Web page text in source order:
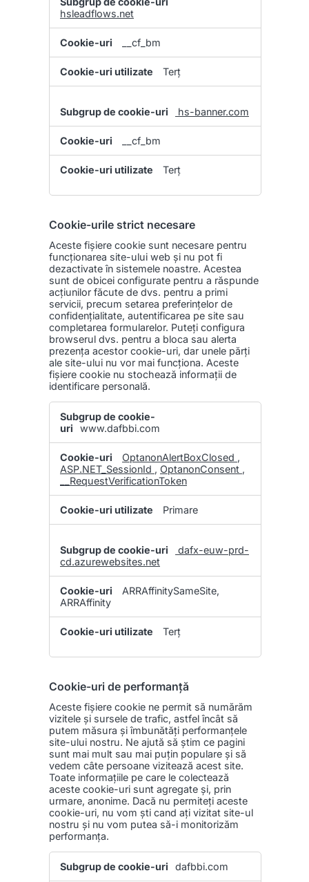
hsleadflows.net
__cf_bm
Terț
hs-banner.com
__cf_bm
Terț
Cookie-urile strict necesare
Aceste fişiere cookie sunt necesare pentru
funcționarea site-ului web și nu pot fi
dezactivate în sistemele noastre. Acestea
sunt de obicei configurate pentru a răspunde
acțiunilor făcute de dvs. pentru a primi
servicii, precum setarea preferințelor de
confidențialitate, autentificarea pe site sau
completarea formularelor. Puteți configura
browserul dvs. pentru a bloca sau alerta
prezența acestor cookie-uri, dar unele părți
ale site-ului nu vor mai funcționa. Aceste
fişiere cookie nu stochează informații de
identificare personală.
urile
strict
necesare
www.dafbbi.com
OptanonAlertBoxClosed ,
ASP.NET_SessionId , OptanonConsent ,
__RequestVerificationToken
Primare
dafx-euw-prd-
cd.azurewebsites.net
ARRAffinitySameSite,
ARRAffinity
Terț
Cookie-uri de performanță
Aceste fişiere cookie ne permit să numărăm
vizitele și sursele de trafic, astfel încât să
putem măsura și îmbunătăți performanțele
site-ului nostru. Ne ajută să știm ce pagini
sunt mai mult sau mai puțin populare și să
vedem câte persoane vizitează acest site.
Toate informațiile pe care le colectează
aceste cookie-uri sunt agregate și, prin
urmare, anonime. Dacă nu permiteţi aceste
cookie-uri, nu vom ști cand ați vizitat site-ul
nostru și nu vom putea să-i monitorizăm
performanța.
uri
dafbbi.com